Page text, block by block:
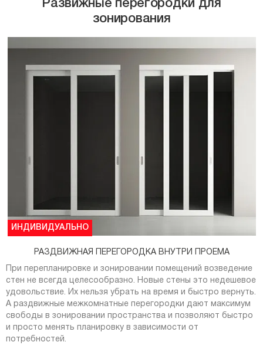
Развижные перегородки для
зонирования
ИНДИВИДУАЛЬНО
РАЗДВИЖНАЯ ПЕРЕГОРОДКА ВНУТРИ ПРОЕМА
При перепланировке и зонировании помещений возведение
стен не всегда целесообразно. Новые стены это недешевое
удовольствие. Их нельзя убрать на время и быстро вернуть.
А раздвижные межкомнатные перегородки дают максимум
свободы в зонировании пространства и позволяют быстро
и просто менять планировку в зависимости от
потребностей.